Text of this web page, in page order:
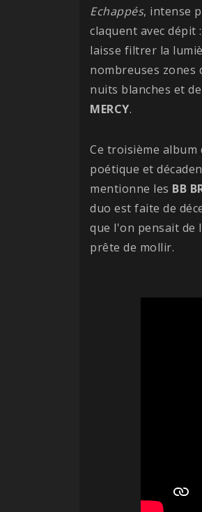
Echappés, intense
claquent avec dépit
laisse filtrer la
nombreuses zones
nuits blanches et
MERCY.
Ce troisième album
poétique et
mentionne les BB
duo est faite de
que l'on pensait de
prête de mollir.